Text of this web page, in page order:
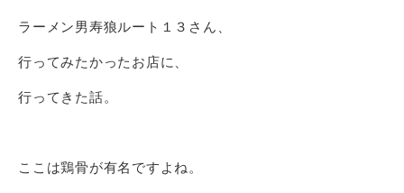
ラーメン男寿狼ルート１３さん、
行ってみたかったお店に、
行ってきた話。
ここは鶏骨が有名ですよね。